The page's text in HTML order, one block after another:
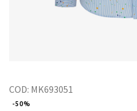
COD: MK693051
-50%